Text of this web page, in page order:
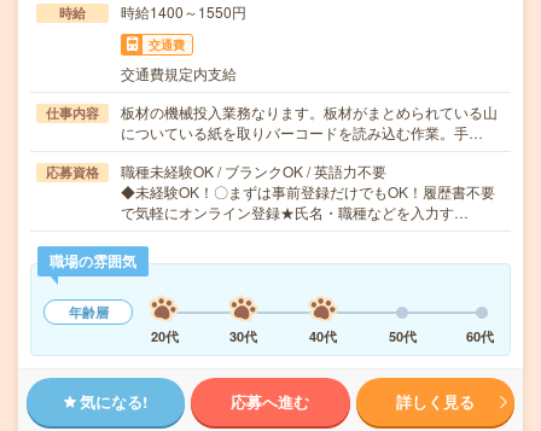
時給 時給1400～1550円
交通費
交通費規定内支給
仕事内容
板材の機械投入業務なります。板材がまとめられている山
についている紙を取りバーコードを読み込む作業。手…
応募資格
職種未経験OK / ブランクOK / 英語力不要
◆未経験OK！〇まずは事前登録だけでもOK！履歴書不要
で気軽にオンライン登録★氏名・職種などを入力す…
職場の雰囲気
年齢層
20代
30代 40代 50代 60代
気になる! 応募へ進む 詳しく見る